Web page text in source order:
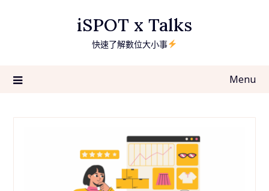
iSPOT x Talks
快速了解數位大小事
Menu